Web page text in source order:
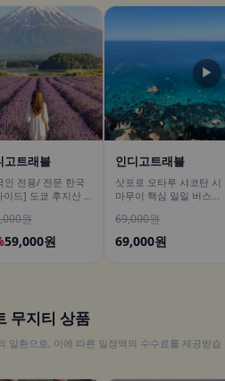
고트래블
인 전용/ 전문 한국
이드] 도쿄 후지산 1
계점/DSLR 사진촬
원
59,000원
인디고트래블
삿포로 오타루 샤코탄 시
마무이 핵심 일일 버스투
69,000원
69,000원
▶
무지티 상품
일환으로, 이에 따른 일정액의 수수료를 제공받습